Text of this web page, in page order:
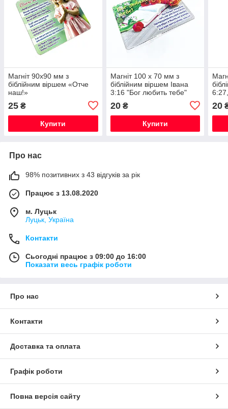
Магніт 90х90 мм з
біблійним віршем «Отче
наш!»
25 ₴
Купити
Магніт 100 х 70 мм з
біблійним віршем Івана
3:16 "Бог любить тебе"
20₴
Купити
20
Про нас
98% позитивних з 43 відгуків за рік
Працює з 13.08.2020
м. Луцьк
Луцьк, Україна
Контакти
Сьогодні працює з 09:00 до 16:00
Показати весь графік роботи
Про нас
Контакти
Доставка та оплата
Графік роботи
Повна версія сайту